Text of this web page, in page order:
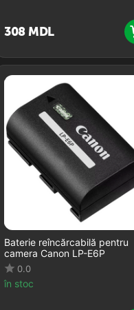
‍308‍ MDL
Baterie reîncărcabilă pentru
camera Canon LP-E6P
0.0
în stoc